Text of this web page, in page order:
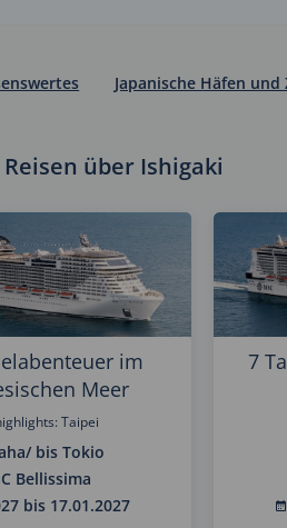
Japanische Häfen und
über Ishigaki
im
Meer
Taipei
bis Tokio
Bellissima
bis 17.01.2027
7